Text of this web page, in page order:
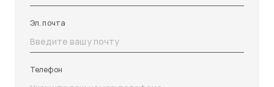
Эл. почта
Телефон